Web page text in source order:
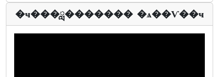
�ҹ���ླ������� �ѧ��Ѵ��ҹ